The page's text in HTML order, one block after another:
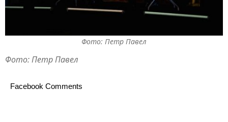
Фото: Петр Павел
Фото: Петр Павел
Facebook Comments